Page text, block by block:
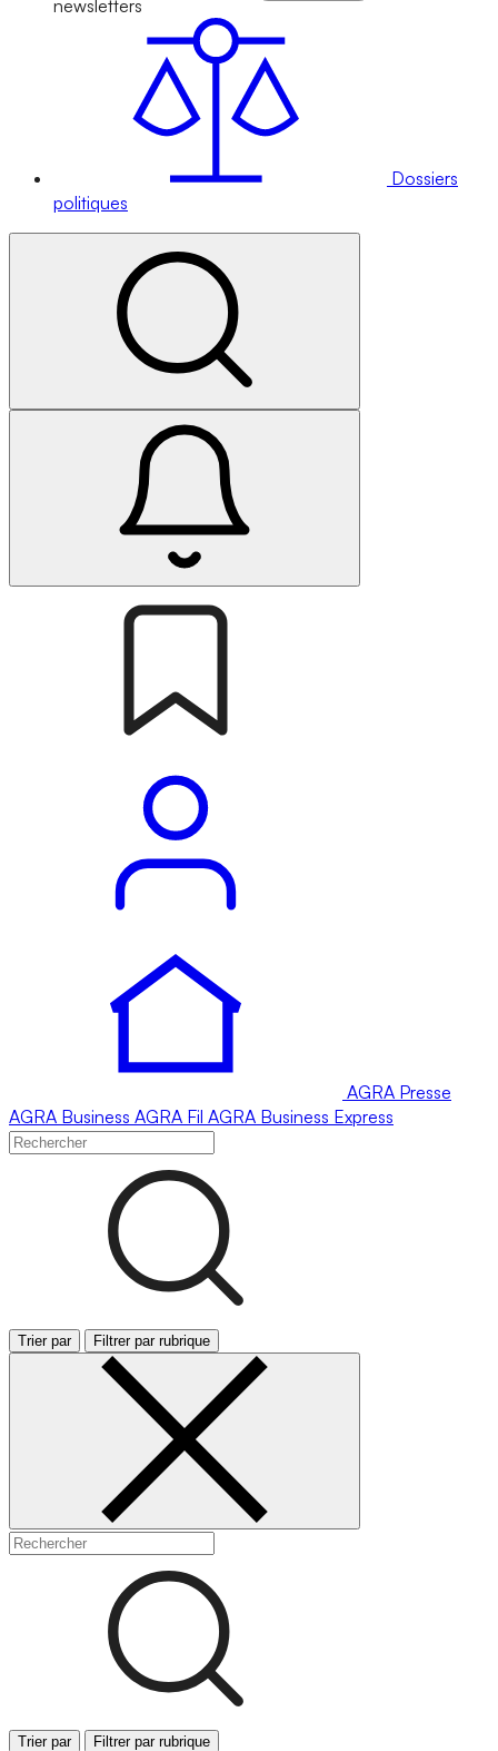
newsletters
Dossiers
politiques
AGRA Presse
AGRA Business AGRA Fil AGRA Business Express
Trier par Filtrer par rubrique
Trier par Filtrer par rubrique